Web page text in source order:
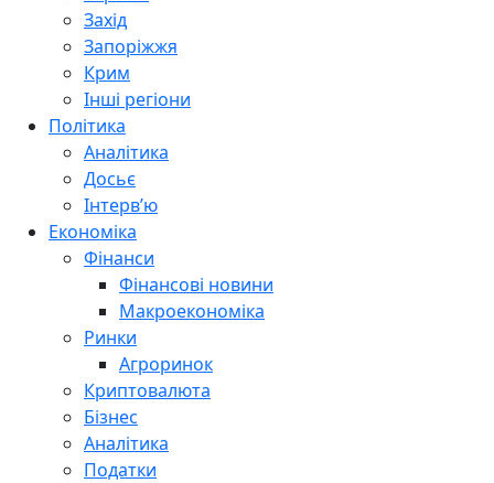
Захід
Запоріжжя
Крим
Інші регіони
Політика
Аналітика
Досьє
Інтерв’ю
Економіка
Фінанси
Фінансові новини
Макроекономіка
Ринки
Агроринок
Криптовалюта
Бізнес
Аналітика
Податки